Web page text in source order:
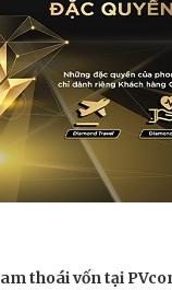
thoái vốn tại